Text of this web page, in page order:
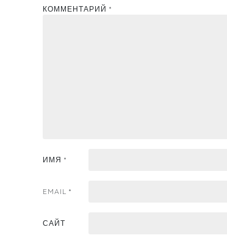
КОММЕНТАРИЙ *
ИМЯ *
EMAIL *
САЙТ